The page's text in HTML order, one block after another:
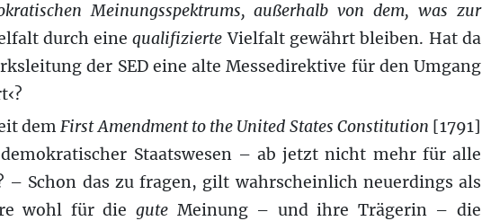
Meinungsspektrums, außerhalb von dem, was zur
durch einequalifizierte Vielfalt gewährt bleiben. Hat da
der SED eine alte Messedirektive für den Umgang
demFirst Amendment to the United States Constitution [1791]
Staatswesen – ab jetzt nicht mehr für alle
– Schon das zu fragen, gilt wahrscheinlich neuerdings als
wohl für die gute Meinung – und ihre Trägerin – die